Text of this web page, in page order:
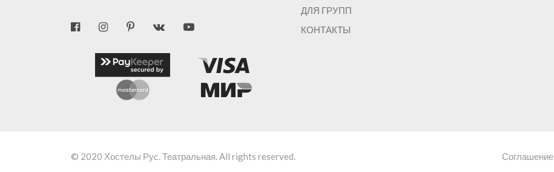
ДЛЯ ГРУПП
КОНТАКТЫ
© 2020 Хостелы Рус. Театральная.All rights reserved. Соглашение